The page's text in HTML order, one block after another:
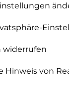
widerrufen
Hinweis von